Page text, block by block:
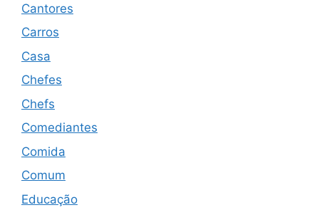
Cantores
Carros
Casa
Chefes
Chefs
Comediantes
Comida
Comum
Educação